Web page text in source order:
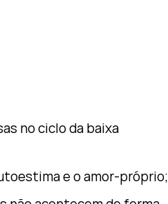
no ciclo da baixa
e o amor-próprio;